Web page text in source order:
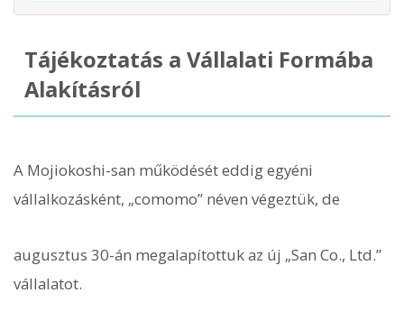
Tájékoztatás a Vállalati Formába
Alakításról
A Mojiokoshi-san működését eddig egyéni
vállalkozásként, „comomo” néven végeztük, de
augusztus 30-án megalapítottuk az új „San Co., Ltd.”
vállalatot.